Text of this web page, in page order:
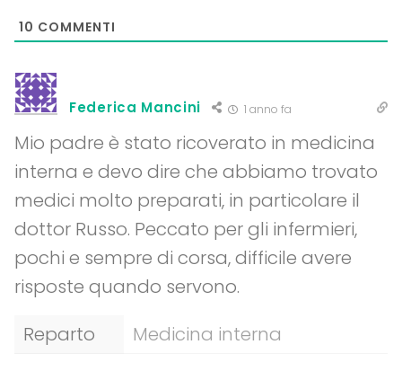
10 COMMENTI
Federica Mancini 1 anno fa
Mio padre è stato ricoverato in medicina
interna e devo dire che abbiamo trovato
medici molto preparati, in particolare il
dottor Russo. Peccato per gli infermieri,
pochi e sempre di corsa, difficile avere
risposte quando servono.
Reparto
Medicina interna